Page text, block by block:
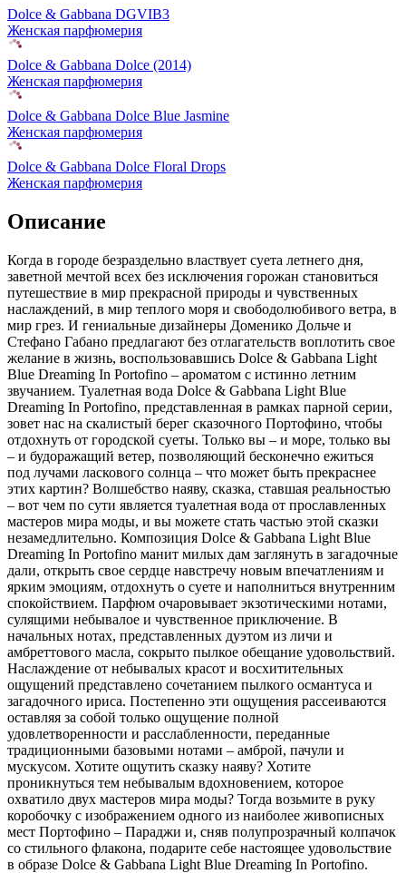
Dolce & Gabbana DGVIB3
Женская парфюмерия
Dolce & Gabbana Dolce (2014)
Женская парфюмерия
Dolce & Gabbana Dolce Blue Jasmine
Женская парфюмерия
Dolce & Gabbana Dolce Floral Drops
Женская парфюмерия
Описание
Когда в городе безраздельно властвует суета летнего дня,
заветной мечтой всех без исключения горожан становиться
путешествие в мир прекрасной природы и чувственных
наслаждений, в мир теплого моря и свободолюбивого ветра, в
мир грез. И гениальные дизайнеры Доменико Дольче и
Стефано Габано предлагают без отлагательств воплотить свое
желание в жизнь, воспользовавшись Dolce & Gabbana Light
Blue Dreaming In Portofino – ароматом с истинно летним
звучанием. Туалетная вода Dolce & Gabbana Light Blue
Dreaming In Portofino, представленная в рамках парной серии,
зовет нас на скалистый берег сказочного Портофино, чтобы
отдохнуть от городской суеты. Только вы – и море, только вы
– и будоражащий ветер, позволяющий бесконечно ежиться
под лучами ласкового солнца – что может быть прекраснее
этих картин? Волшебство наяву, сказка, ставшая реальностью
– вот чем по сути является туалетная вода от прославленных
мастеров мира моды, и вы можете стать частью этой сказки
незамедлительно. Композиция Dolce & Gabbana Light Blue
Dreaming In Portofino манит милых дам заглянуть в загадочные
дали, открыть свое сердце навстречу новым впечатлениям и
ярким эмоциям, отдохнуть о суете и наполниться внутренним
спокойствием. Парфюм очаровывает экзотическими нотами,
сулящими небывалое и чувственное приключение. В
начальных нотах, представленных дуэтом из личи и
амбреттового масла, сокрыто пылкое обещание удовольствий.
Наслаждение от небывалых красот и восхитительных
ощущений представлено сочетанием пылкого османтуса и
загадочного ириса. Постепенно эти ощущения рассеиваются
оставляя за собой только ощущение полной
удовлетворенности и расслабленности, переданные
традиционными базовыми нотами – амброй, пачули и
мускусом. Хотите ощутить сказку наяву? Хотите
проникнуться тем небывалым вдохновением, которое
охватило двух мастеров мира моды? Тогда возьмите в руку
коробочку с изображением одного из наиболее живописных
мест Портофино – Параджи и, сняв полупрозрачный колпачок
со стильного флакона, подарите себе настоящее удовольствие
в образе Dolce & Gabbana Light Blue Dreaming In Portofino.